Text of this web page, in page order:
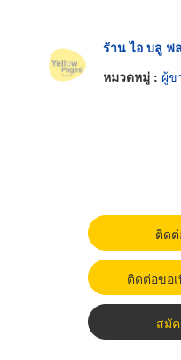
ร้าน ไอ บลู ฟ
หมวดหมู่ : ผู้ข
ติด
ติดต่อขอ
สมั